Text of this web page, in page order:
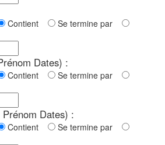
Contient
Se termine par
Dates) :
Contient
Se termine par
Dates) :
Contient
Se termine par